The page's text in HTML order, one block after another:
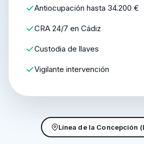
Línea de la Concepción
Antiocupación hasta 34.200 €
CRA 24/7 en Cádiz
Custodia de llaves
Vigilante intervención